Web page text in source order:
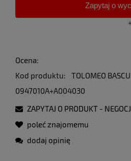
Zapytaj o
Ocena:
Kod produktu:
TOLOMEO
0947010A+A004030
ZAPYTAJ O PRODUKT -
poleć znajomemu
dodaj opinię